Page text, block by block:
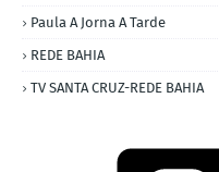
Paula A Jorna A Tarde
REDE BAHIA
TV SANTA CRUZ-REDE BAHIA